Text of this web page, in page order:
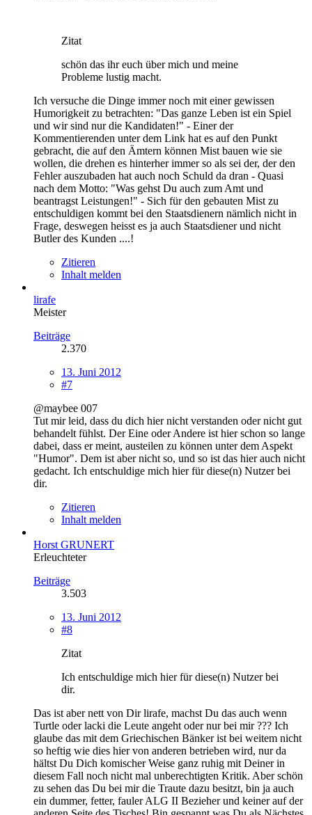
Zitat
schön das ihr euch über mich und meine
Probleme lustig macht.
Ich versuche die Dinge immer noch mit einer gewissen
Humorigkeit zu betrachten: "Das ganze Leben ist ein Spiel
und wir sind nur die Kandidaten!" - Einer der
Kommentierenden unter dem Link hat es auf den Punkt
gebracht, die auf den Ämtern können Mist bauen wie sie
wollen, die drehen es hinterher immer so als sei der, der den
Fehler auszubaden hat auch noch Schuld da dran - Quasi
nach dem Motto: "Was gehst Du auch zum Amt und
beantragst Leistungen!" - Sich für den gebauten Mist zu
entschuldigen kommt bei den Staatsdienern nämlich nicht in
Frage, deswegen heisst es ja auch Staatsdiener und nicht
Butler des Kunden ....!
Zitieren
Inhalt melden
lirafe
Meister
Beiträge
2.370
13. Juni 2012
#7
@maybee 007
Tut mir leid, dass du dich hier nicht verstanden oder nicht gut
behandelt fühlst. Der Eine oder Andere ist hier schon so lange
dabei, dass er meint, austeilen zu können unter dem Aspekt
"Humor". Dem ist aber nicht so, und so ist das hier auch nicht
gedacht. Ich entschuldige mich hier für diese(n) Nutzer bei
dir.
Zitieren
Inhalt melden
Horst GRUNERT
Erleuchteter
Beiträge
3.503
13. Juni 2012
#8
Zitat
Ich entschuldige mich hier für diese(n) Nutzer bei
dir.
Das ist aber nett von Dir lirafe, machst Du das auch wenn
Turtle oder lacki die Leute angeht oder nur bei mir ??? Ich
glaube das mit dem Griechischen Bänker ist bei weitem nicht
so heftig wie dies hier von anderen betrieben wird, nur da
hältst Du Dich komischer Weise ganz ruhig mit Deiner in
diesem Fall noch nicht mal unberechtigten Kritik. Aber schön
zu sehen das Du bei mir die Traute dazu besitzt, bin ja auch
ein dummer, fetter, fauler ALG II Bezieher und keiner auf der